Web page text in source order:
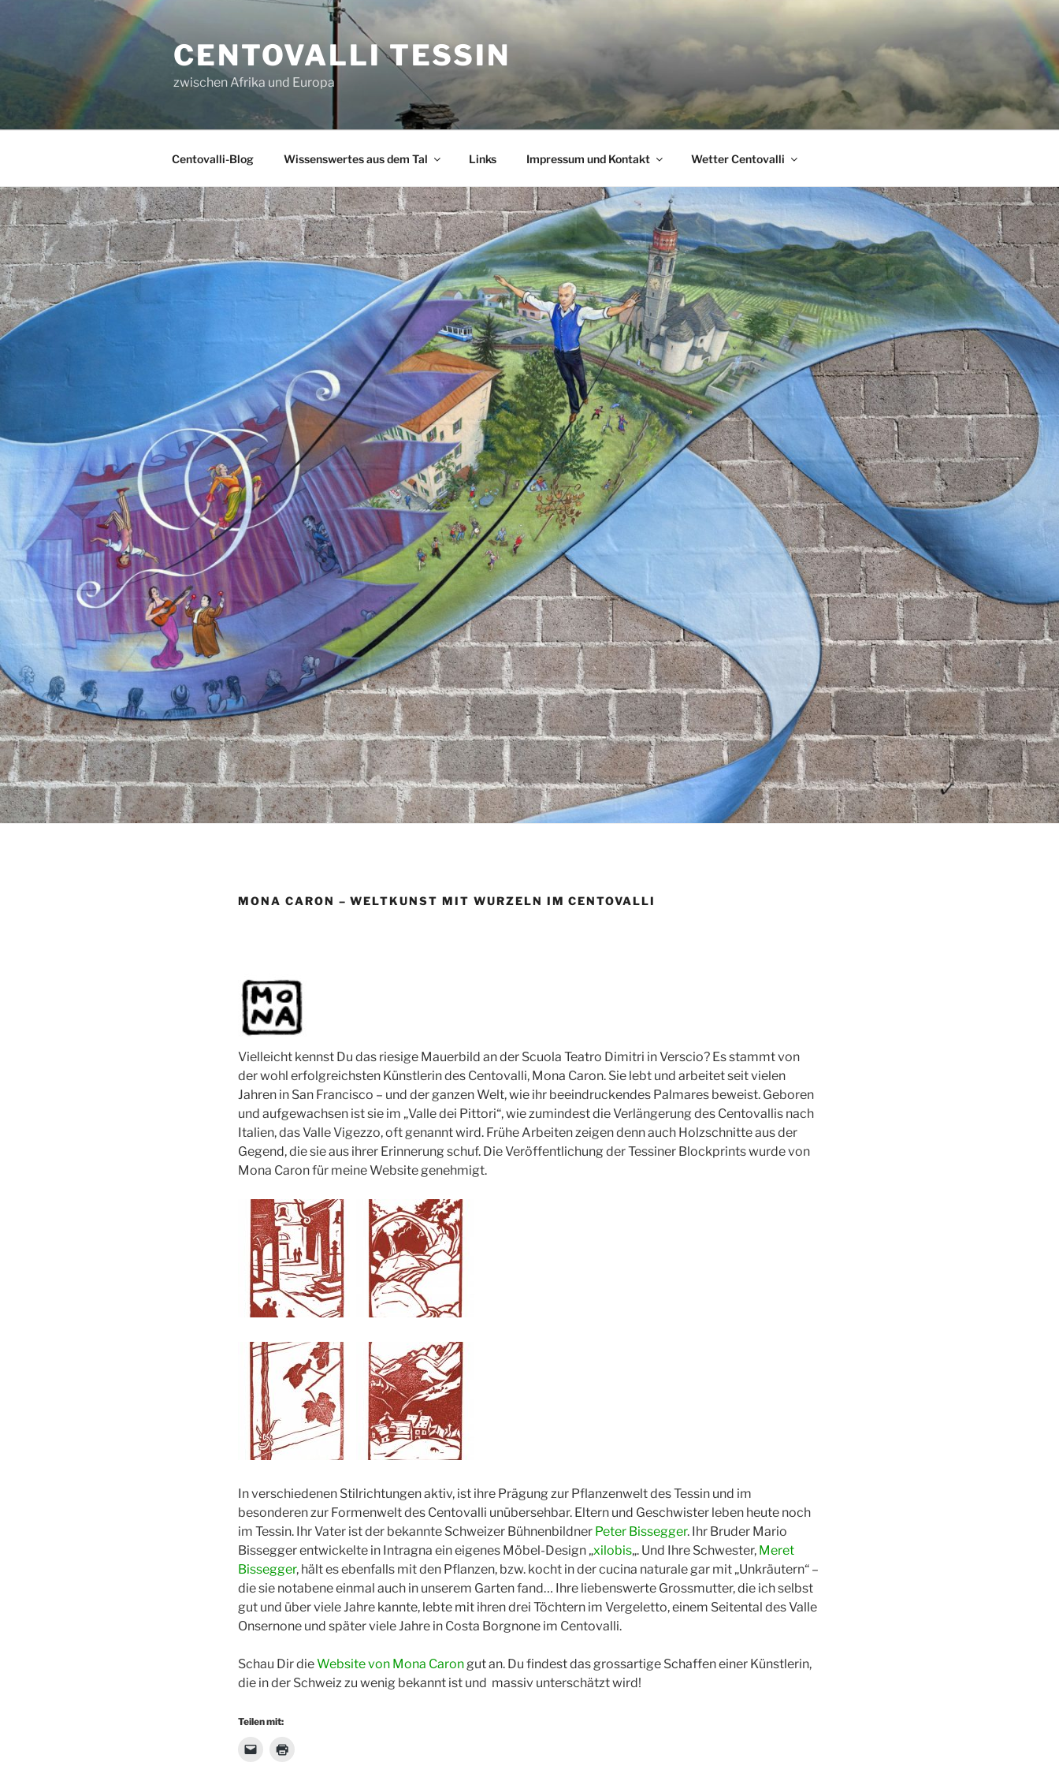
CENTOVALLI TESSIN
zwischen Afrika und Europa
Centovalli-Blog Wissenswertes aus dem Tal Links Impressum und Kontakt Wetter Centovalli
MONA CARON – WELTKUNST MIT WURZELN IM CENTOVALLI
Vielleicht kennst Du das riesige Mauerbild an der Scuola Teatro Dimitri in Verscio? Es stammt von
der wohl erfolgreichsten Künstlerin des Centovalli, Mona Caron. Sie lebt und arbeitet seit vielen
Jahren in San Francisco – und der ganzen Welt, wie ihr beeindruckendes Palmares beweist. Geboren
und aufgewachsen ist sie im „Valle dei Pittori“, wie zumindest die Verlängerung des Centovallis nach
Italien, das Valle Vigezzo, oft genannt wird. Frühe Arbeiten zeigen denn auch Holzschnitte aus der
Gegend, die sie aus ihrer Erinnerung schuf. Die Veröffentlichung der Tessiner Blockprints wurde von
Mona Caron für meine Website genehmigt.
In verschiedenen Stilrichtungen aktiv, ist ihre Prägung zur Pflanzenwelt des Tessin und im
besonderen zur Formenwelt des Centovalli unübersehbar. Eltern und Geschwister leben heute noch
im Tessin. Ihr Vater ist der bekannte Schweizer Bühnenbildner Peter Bissegger. Ihr Bruder Mario
Bissegger entwickelte in Intragna ein eigenes Möbel-Design „xilobis„. Und Ihre Schwester, Meret
Bissegger, hält es ebenfalls mit den Pflanzen, bzw. kocht in der cucina naturale gar mit „Unkräutern“ –
die sie notabene einmal auch in unserem Garten fand… Ihre liebenswerte Grossmutter, die ich selbst
gut und über viele Jahre kannte, lebte mit ihren drei Töchtern im Vergeletto, einem Seitental des Valle
Onsernone und später viele Jahre in Costa Borgnone im Centovalli.
Schau Dir dieWebsite von Mona Carongut an. Du findest das grossartige Schaffen einer Künstlerin,
die in der Schweiz zu wenig bekannt ist und massiv unterschätzt wird!
Teilen mit: